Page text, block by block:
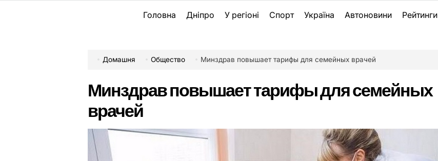
Головна Дніпро У регіоні Спорт Україна Автоновини Рейтинги
Домашня Общество Минздрав повышает тарифы для семейных врачей
Минздрав повышает тарифы для семейных
врачей